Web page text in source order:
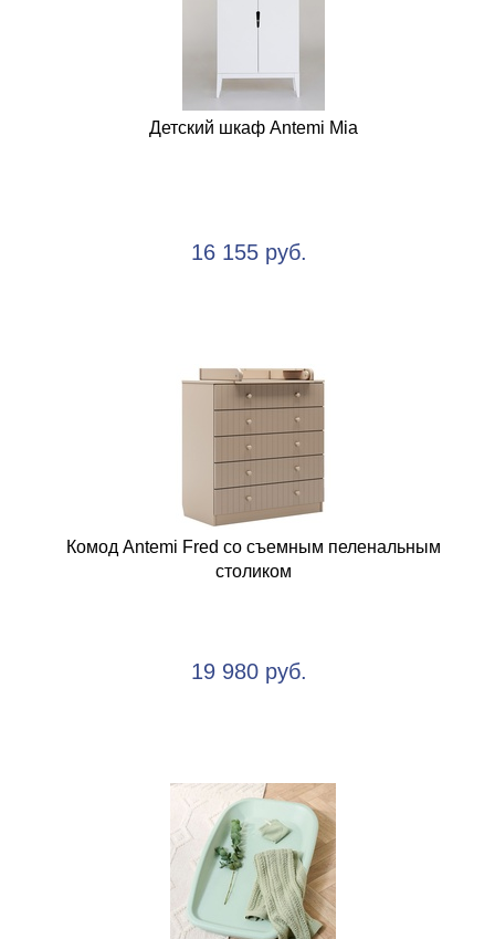
Детский шкаф Antemi Mia
16 155 руб.
Комод Antemi Fred со съемным пеленальным
столиком
19 980 руб.